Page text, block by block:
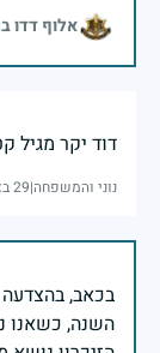
אלוף דדו
דוד יקר מגיל
נוני והמשפחה|29 באפריל 2025
בכאב, בהצדעה
השנה, כשאנו